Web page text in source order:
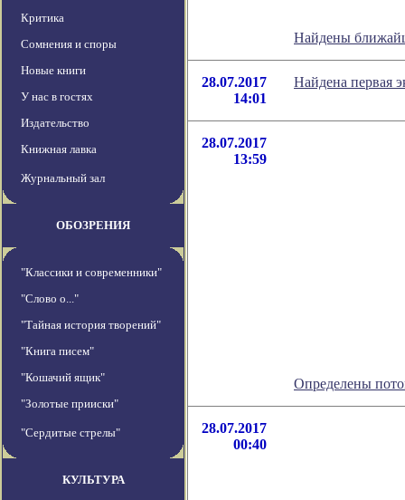
Критика
Сомнения и споры
Новые книги
У нас в гостях
Издательство
Книжная лавка
Журнальный зал
ОБОЗРЕНИЯ
"Классики и современники"
"Слово о..."
"Тайная история творений"
"Книга писем"
"Кошачий ящик"
"Золотые прииски"
"Сердитые стрелы"
КУЛЬТУРА
Найдены
28.07.2017
14:01
Найдена первая
28.07.2017
13:59
Определены
28.07.2017
00:40